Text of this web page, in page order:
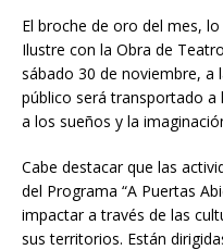
El broche de oro del mes,
Ilustre con la Obra de
sábado 30 de noviembre, a
público será transportado a
a los sueños y la
Cabe destacar que las
del Programa “A Puertas
impactar a través de las
sus territorios. Están